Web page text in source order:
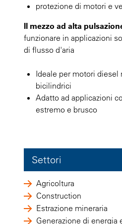
protezione di motori e
Il mezzo ad alta
funzionare in applicazioni
di flusso d'aria
Ideale per motori
bicilindrici
Adatto ad applicazioni
estremo e brusco
Settori
Agricoltura
Construction
Estrazione mineraria
Generazione di energia